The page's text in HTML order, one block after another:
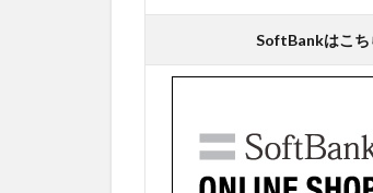
SoftBankはこち